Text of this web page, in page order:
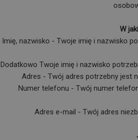
W
Imię, nazwisko - Twoje imię i nazwisko
Dodatkowo Twoje imię i nazwisko
Adres - Twój adres potrzebny jest
Numer telefonu - Twój numer
Adres e-mail - Twój adres